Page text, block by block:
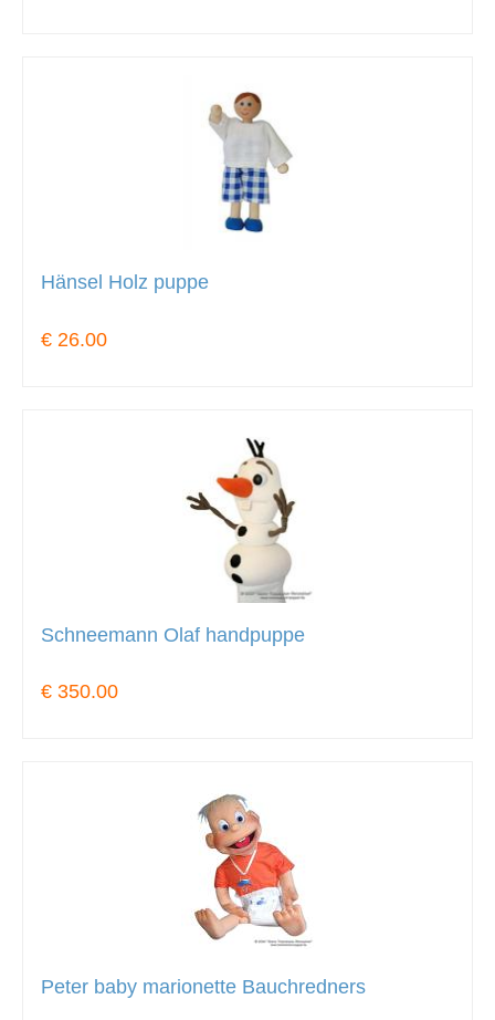
Hänsel Holz puppe
€ 26.00
Schneemann Olaf handpuppe
€ 350.00
Peter baby marionette Bauchredners